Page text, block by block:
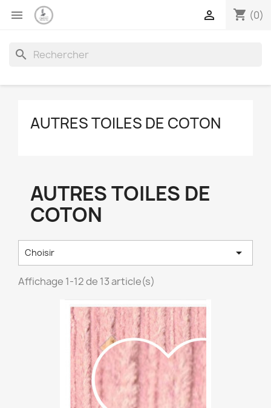
 shopping_cart (0)

search
AUTRES TOILES DE COTON
AUTRES TOILES DE
COTON
Choisir 
Affichage 1-12 de 13 article(s)